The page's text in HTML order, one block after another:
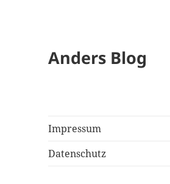
Anders Blog
Impressum
Datenschutz